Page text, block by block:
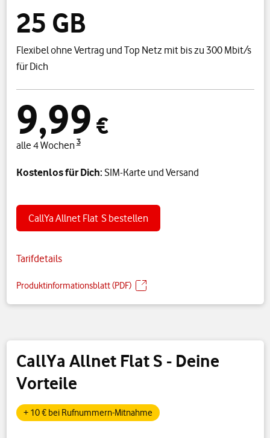
CallYa Allnet Flat S - Deine
Vorteile
+ 10 € bei Rufnummern-Mitnahme
25 GB
Flexibel ohne Vertrag und Top Netz mit bis zu 300 Mbit/s
für Dich
9,99 €
alle 4 Wochen 3
Kostenlos für Dich: SIM-Karte und Versand
CallYa Allnet Flat Sbestellen
Tarifdetails
Produktinformationsblatt (PDF)